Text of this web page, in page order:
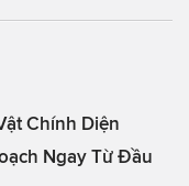
Chính Diện
Ngay Từ Đầu